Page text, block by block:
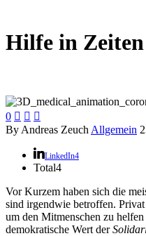
Hilfe in
0   
By Andreas Zeuch Allgemein
LinkedIn4
Total4
Vor Kurzem haben sich die
sind irgendwie betroffen.
um den Mitmenschen zu
demokratische Wert der